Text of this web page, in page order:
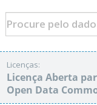
Licenças:
Licença Aberta
Open Data